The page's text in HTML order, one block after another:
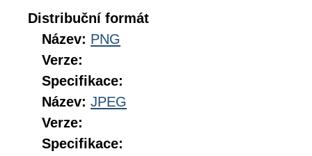
Distribuční formát
Název: PNG
Verze:
Specifikace:
Název: JPEG
Verze:
Specifikace: